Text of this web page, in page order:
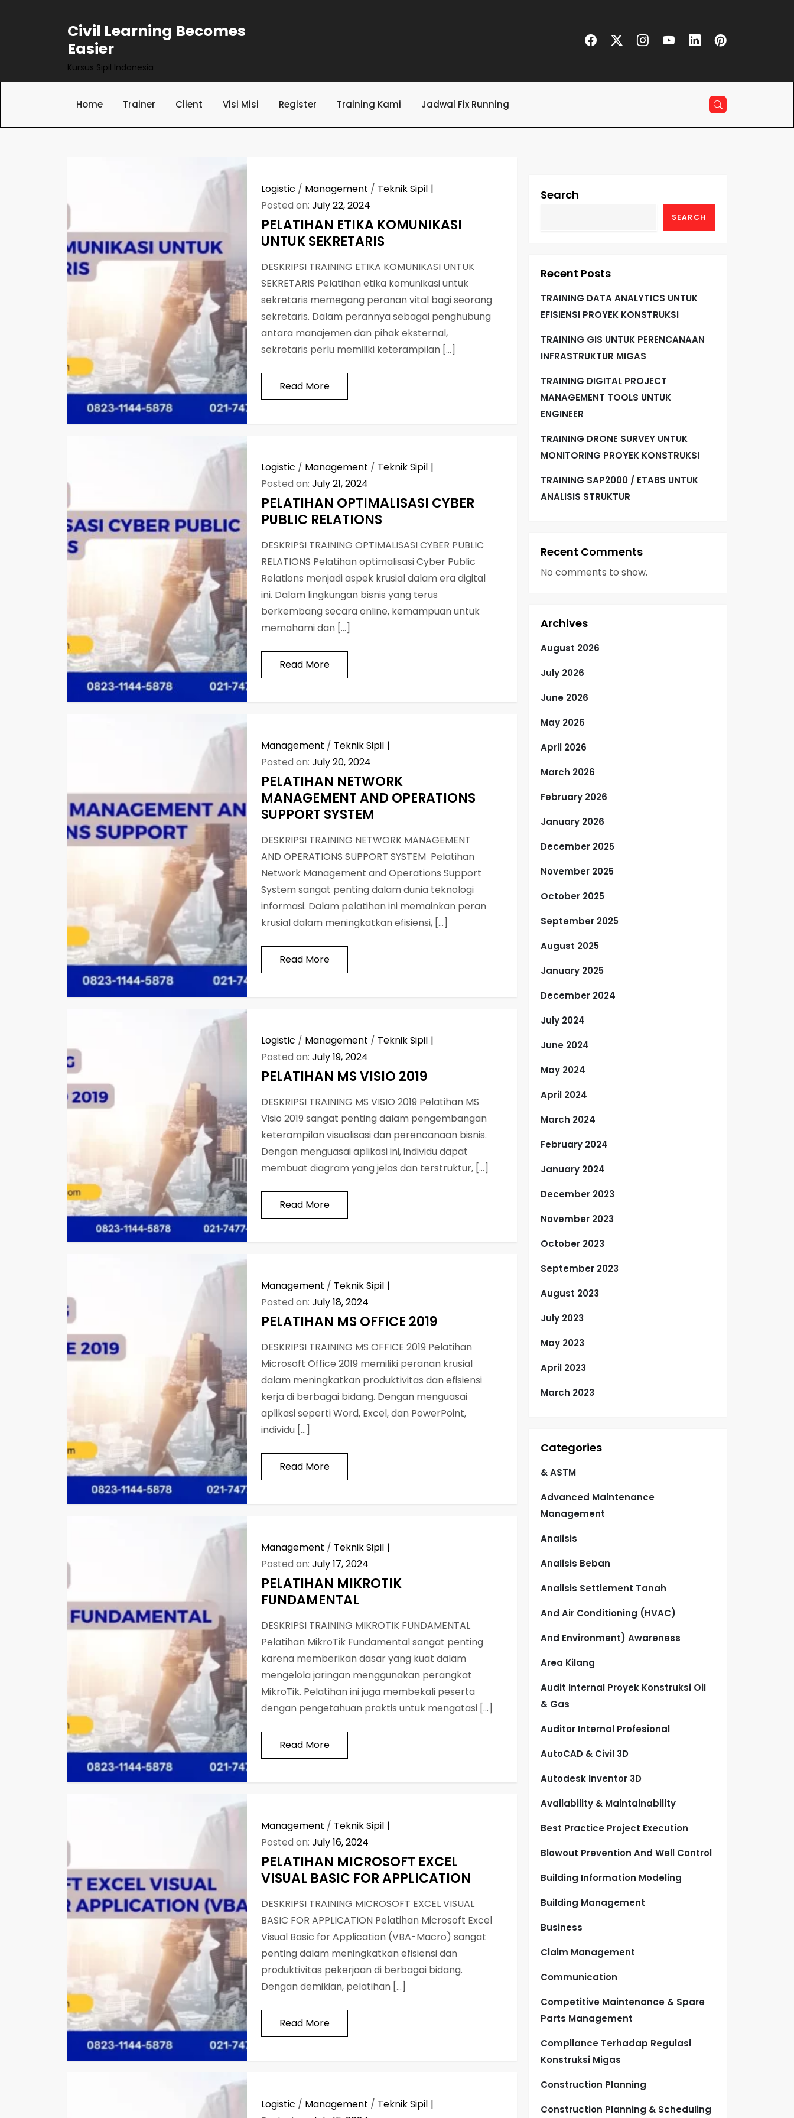
Civil Learning Becomes
Easier
Kursus Sipil Indonesia
Home Trainer Client Visi Misi Register Training Kami Jadwal Fix Running
Logistic / Management / Teknik Sipil
Posted on:July 22, 2024
PELATIHAN ETIKA KOMUNIKASI
UNTUK SEKRETARIS
DESKRIPSI TRAINING ETIKA KOMUNIKASI UNTUK
SEKRETARIS Pelatihan etika komunikasi untuk
sekretaris memegang peranan vital bagi seorang
sekretaris. Dalam perannya sebagai penghubung
antara manajemen dan pihak eksternal,
sekretaris perlu memiliki keterampilan […]
Read More
Logistic / Management / Teknik Sipil
Posted on:July 21, 2024
PELATIHAN OPTIMALISASI CYBER
PUBLIC RELATIONS
DESKRIPSI TRAINING OPTIMALISASI CYBER PUBLIC
RELATIONS Pelatihan optimalisasi Cyber Public
Relations menjadi aspek krusial dalam era digital
ini. Dalam lingkungan bisnis yang terus
berkembang secara online, kemampuan untuk
memahami dan […]
Read More
Management / Teknik Sipil
Posted on:July 20, 2024
PELATIHAN NETWORK
MANAGEMENT AND OPERATIONS
SUPPORT SYSTEM
DESKRIPSI TRAINING NETWORK MANAGEMENT
AND OPERATIONS SUPPORT SYSTEM Pelatihan
Network Management and Operations Support
System sangat penting dalam dunia teknologi
informasi. Dalam pelatihan ini memainkan peran
krusial dalam meningkatkan efisiensi, […]
Read More
Logistic / Management / Teknik Sipil
Posted on:July 19, 2024
PELATIHAN MS VISIO 2019
DESKRIPSI TRAINING MS VISIO 2019 Pelatihan MS
Visio 2019 sangat penting dalam pengembangan
keterampilan visualisasi dan perencanaan bisnis.
Dengan menguasai aplikasi ini, individu dapat
membuat diagram yang jelas dan terstruktur, […]
Read More
Management / Teknik Sipil
Posted on:July 18, 2024
PELATIHAN MS OFFICE 2019
DESKRIPSI TRAINING MS OFFICE 2019 Pelatihan
Microsoft Office 2019 memiliki peranan krusial
dalam meningkatkan produktivitas dan efisiensi
kerja di berbagai bidang. Dengan menguasai
aplikasi seperti Word, Excel, dan PowerPoint,
individu […]
Read More
Management / Teknik Sipil
Posted on:July 17, 2024
PELATIHAN MIKROTIK
FUNDAMENTAL
DESKRIPSI TRAINING MIKROTIK FUNDAMENTAL
Pelatihan MikroTik Fundamental sangat penting
karena memberikan dasar yang kuat dalam
mengelola jaringan menggunakan perangkat
MikroTik. Pelatihan ini juga membekali peserta
dengan pengetahuan praktis untuk mengatasi […]
Read More
Management / Teknik Sipil
Posted on:July 16, 2024
PELATIHAN MICROSOFT EXCEL
VISUAL BASIC FOR APPLICATION
DESKRIPSI TRAINING MICROSOFT EXCEL VISUAL
BASIC FOR APPLICATION Pelatihan Microsoft Excel
Visual Basic for Application (VBA-Macro) sangat
penting dalam meningkatkan efisiensi dan
produktivitas pekerjaan di berbagai bidang.
Dengan demikian, pelatihan […]
Read More
Logistic / Management / Teknik Sipil
Search
SEARCH
Recent Posts
TRAINING DATA ANALYTICS UNTUK
EFISIENSI PROYEK KONSTRUKSI
TRAINING GIS UNTUK PERENCANAAN
INFRASTRUKTUR MIGAS
TRAINING DIGITAL PROJECT
MANAGEMENT TOOLS UNTUK
ENGINEER
TRAINING DRONE SURVEY UNTUK
MONITORING PROYEK KONSTRUKSI
TRAINING SAP2000 / ETABS UNTUK
ANALISIS STRUKTUR
Recent Comments
No comments to show.
Archives
August 2026
July 2026
June 2026
May 2026
April 2026
March 2026
February 2026
January 2026
December 2025
November 2025
October 2025
September 2025
August 2025
January 2025
December 2024
July 2024
June 2024
May 2024
April 2024
March 2024
February 2024
January 2024
December 2023
November 2023
October 2023
September 2023
August 2023
July 2023
May 2023
April 2023
March 2023
Categories
& ASTM
Advanced Maintenance
Management
Analisis
Analisis Beban
Analisis Settlement Tanah
And Air Conditioning (HVAC)
And Environment) Awareness
Area Kilang
Audit Internal Proyek Konstruksi Oil
& Gas
Auditor Internal Profesional
AutoCAD & Civil 3D
Autodesk Inventor 3D
Availability & Maintainability
Best Practice Project Execution
Blowout Prevention And Well Control
Building Information Modeling
Building Management
Business
Claim Management
Communication
Competitive Maintenance & Spare
Parts Management
Compliance Terhadap Regulasi
Konstruksi Migas
Construction Planning
Construction Planning & Scheduling